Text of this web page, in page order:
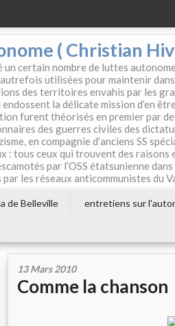
( Christian
un certain nombre de luttes
utilisées pour maintenir
des territoires envahis par les
la délicate mission d’en
furent théorisés en premier par
des guerres civiles des
en compagnie d’anciens SS
: tous ceux qui trouvent des
par l’OSS étatsunienne
les réseaux anticommunistes du
de Belleville entretiens sur
13 Mars 2010
Comme la chanson